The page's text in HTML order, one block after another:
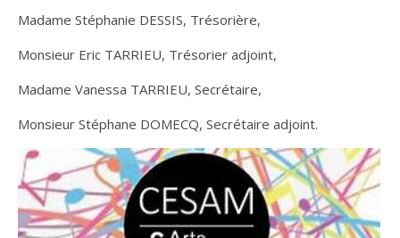
Madame Stéphanie DESSIS, Trésorière,
Monsieur Eric TARRIEU, Trésorier adjoint,
Madame Vanessa TARRIEU, Secrétaire,
Monsieur Stéphane DOMECQ, Secrétaire adjoint.